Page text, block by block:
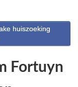
huiszoeking
Fortuyn